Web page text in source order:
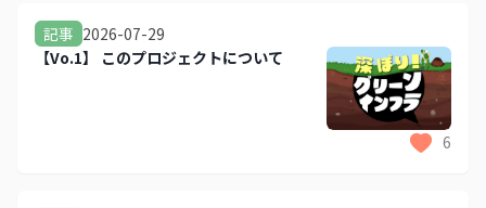
記事 2026-07-29
【Vo.1】 このプロジェクトについて
6